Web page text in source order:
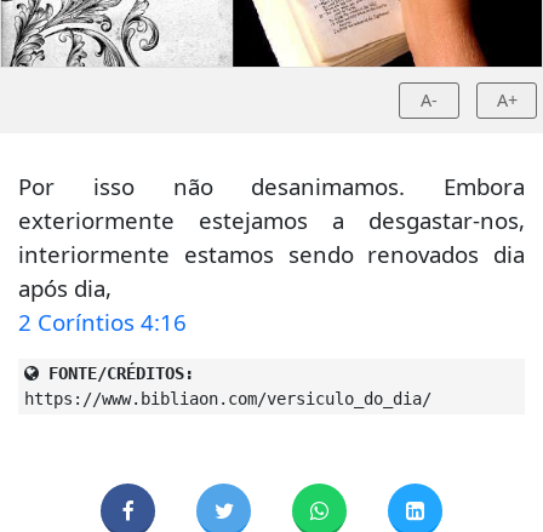
A- A+
Por isso não desanimamos. Embora
exteriormente estejamos a desgastar-nos,
interiormente estamos sendo renovados dia
após dia,
2 Coríntios 4:16
FONTE/CRÉDITOS:
https://www.bibliaon.com/versiculo_do_dia/